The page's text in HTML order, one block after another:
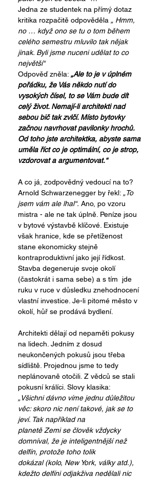
Jedna ze studentek na přímý dotaz
kritika rozpačitě odpověděla „ Hmm,
no … když ono se tu o tom během
celého semestru mluvilo tak nějak
jinak. Byli jsme nuceni udělat to co
největší“
Odpověď zněla: „Ale to je v úplném
pořádku, že Vás někdo nutí do
vysokých čísel, to se Vám bude dít
celý život. Nemají-li architekti nad
sebou bič tak zvlčí. Místo bytovky
začnou navrhovat pavilonky hrochů.
Od toho jste architektka, abyste sama
uměla říct co je optimální, co je strop,
vzdorovat a argumentovat.“
A co já, zodpovědný vedoucí na to?
Arnold Schwarzenegger by řekl: „To
jsem vám ale lhal“. Ano, po vzoru
mistra - ale ne tak úplně. Peníze jsou
v bytové výstavbě klíčové. Existuje
však hranice, kde se přetíženost
stane ekonomicky stejně
kontraproduktivní jako její řídkost.
Stavba degeneruje svoje okolí
(častokrát i sama sebe) a s tím  jde
ruku v ruce v důsledku znehodnocení
vlastní investice. Je-li pitomé město v
okolí, hůř se prodává bydlení.
Architekti dělají od nepaměti pokusy
na lidech. Jedním z dosud
neukončených pokusů jsou třeba
sídliště. Projednou jsme to tedy
neplánovaně otočili. Z vědců se stali
pokusní králíci. Slovy klasika:
„Všichni dávno víme jednu důležitou
věc: skoro nic není takové, jak se to
jeví. Tak například na
planetě Zemi se člověk vždycky
domníval, že je inteligentnější než
delfín, protože toho tolik
dokázal (kolo, New York, války atd.),
kdežto delfíni odjakživa nedělali nic